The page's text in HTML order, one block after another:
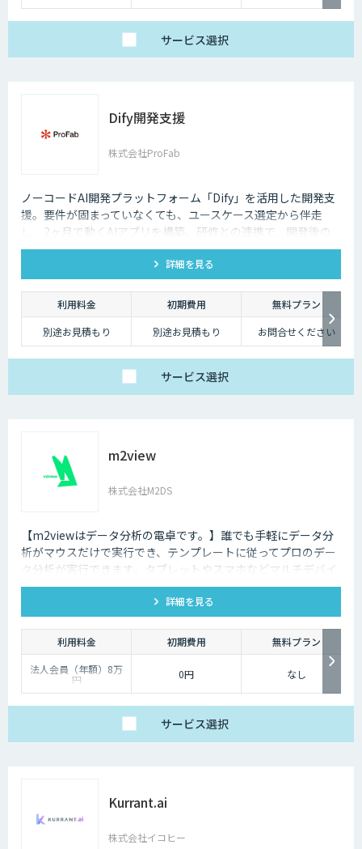
サービス選択
Dify開発支援
株式会社ProFab
ノーコードAI開発プラットフォーム「Dify」を活用した開発支
援。要件が固まっていなくても、ユースケース選定から伴走
し、2ヶ月で動くAIアプリを構築。研修との連携で、開発後の
内製化・自走までサポートします。
詳細を見る
利用料金 初期費用
無料プラン
別途お見積もり
別途お見積もり お問合せください
サービス選択
m2view
株式会社M2DS
【m2viewはデータ分析の電卓です。】誰でも手軽にデータ分
析がマウスだけで実行でき、テンプレートに従ってプロのデー
タ分析が実行できます。タブレットやスマホなどマルチデバイ
ス対応で、ブラウザから利用できます。現状分析や需要予測な
ど高度なデータ分析があなたの社内で実現できます。
詳細を見る
利用料金 初期費用
無料プラン
法人会員（年額）8万
円 0円 なし
サービス選択
Kurrant.ai
株式会社イコヒー